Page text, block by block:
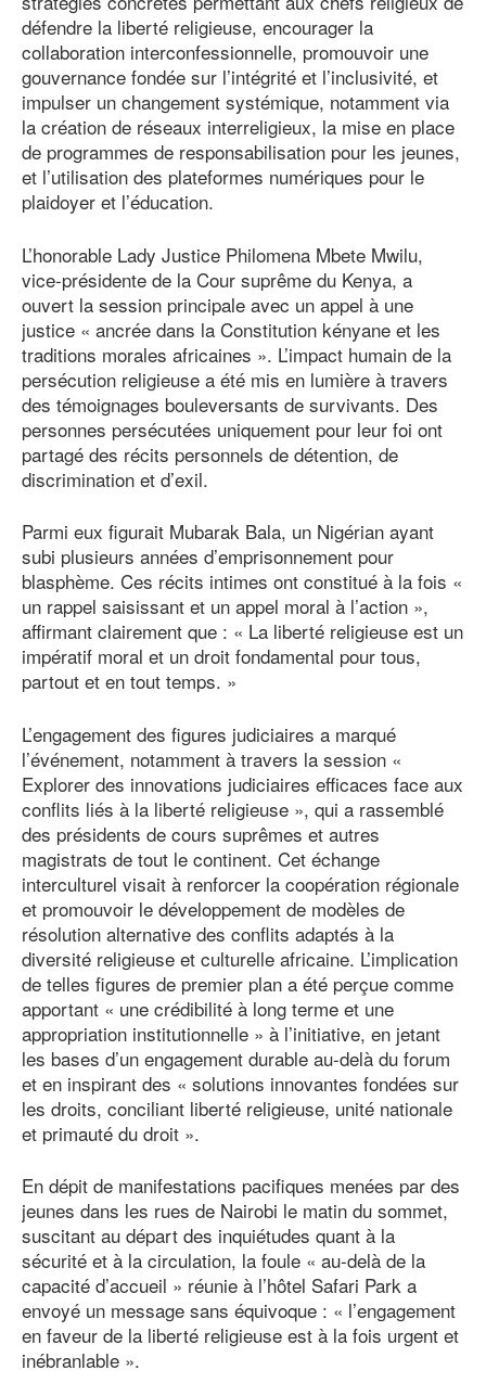
défendre la liberté religieuse, encourager la
collaboration interconfessionnelle, promouvoir une
gouvernance fondée sur l’intégrité et l’inclusivité, et
impulser un changement systémique, notamment via
la création de réseaux interreligieux, la mise en place
de programmes de responsabilisation pour les jeunes,
et l’utilisation des plateformes numériques pour le
plaidoyer et l’éducation.
L’honorable Lady Justice Philomena Mbete Mwilu,
vice-présidente de la Cour suprême du Kenya, a
ouvert la session principale avec un appel à une
justice « ancrée dans la Constitution kényane et les
traditions morales africaines ». L’impact humain de la
persécution religieuse a été mis en lumière à travers
des témoignages bouleversants de survivants. Des
personnes persécutées uniquement pour leur foi ont
partagé des récits personnels de détention, de
discrimination et d’exil.
Parmi eux figurait Mubarak Bala, un Nigérian ayant
subi plusieurs années d’emprisonnement pour
blasphème. Ces récits intimes ont constitué à la fois «
un rappel saisissant et un appel moral à l’action »,
affirmant clairement que : « La liberté religieuse est un
impératif moral et un droit fondamental pour tous,
partout et en tout temps. »
L’engagement des figures judiciaires a marqué
l’événement, notamment à travers la session «
Explorer des innovations judiciaires efficaces face aux
conflits liés à la liberté religieuse », qui a rassemblé
des présidents de cours suprêmes et autres
magistrats de tout le continent. Cet échange
interculturel visait à renforcer la coopération régionale
et promouvoir le développement de modèles de
résolution alternative des conflits adaptés à la
diversité religieuse et culturelle africaine. L’implication
de telles figures de premier plan a été perçue comme
apportant « une crédibilité à long terme et une
appropriation institutionnelle » à l’initiative, en jetant
les bases d’un engagement durable au-delà du forum
et en inspirant des « solutions innovantes fondées sur
les droits, conciliant liberté religieuse, unité nationale
et primauté du droit ».
En dépit de manifestations pacifiques menées par des
jeunes dans les rues de Nairobi le matin du sommet,
suscitant au départ des inquiétudes quant à la
sécurité et à la circulation, la foule « au-delà de la
capacité d’accueil » réunie à l’hôtel Safari Park a
envoyé un message sans équivoque : « l’engagement
en faveur de la liberté religieuse est à la fois urgent et
inébranlable ».